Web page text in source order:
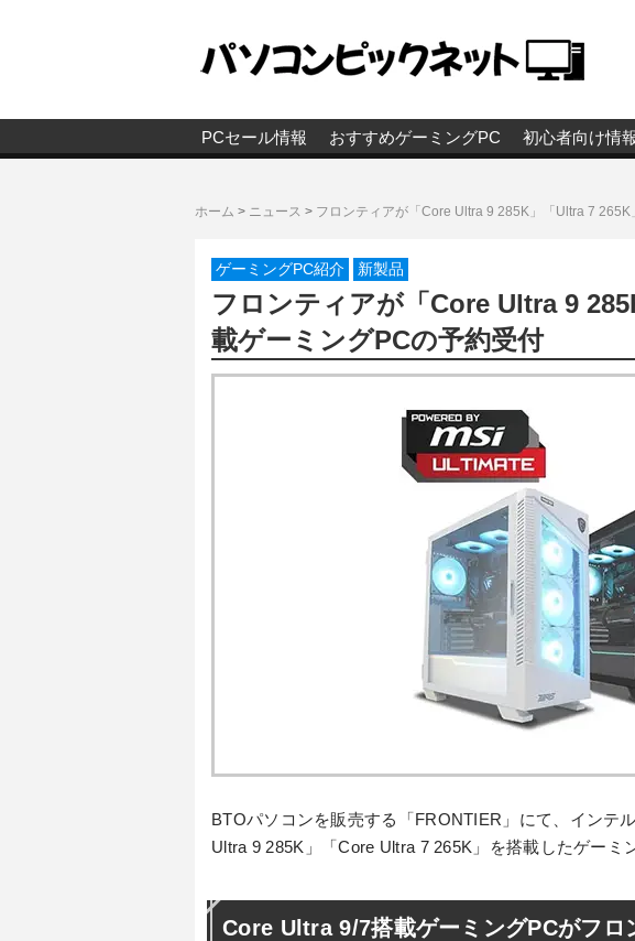
PCセール情報 おすすめゲーミングPC 初心者向け情
ホーム > ニュース > フロンティアが「Core Ultra 9 285K」「Ultra 7
ゲーミングPC紹介 新製品
フロンティアが「Core Ultra 9
載ゲーミングPCの予約受付
BTOパソコンを販売する「FRONTIER」にて、インテ
Ultra 9 285K」「Core Ultra 7 265K」を搭載したゲーミ
Core Ultra 9/7搭載ゲーミングPCがフロ